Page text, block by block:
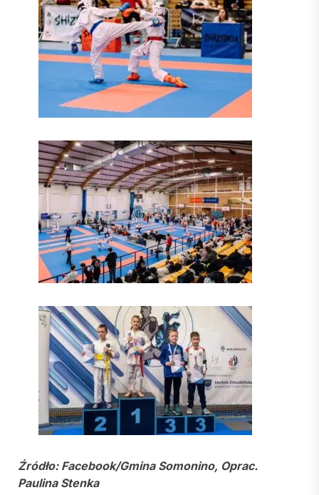
Źródło: Facebook/Gmina Somonino, Oprac.
Paulina Stenka